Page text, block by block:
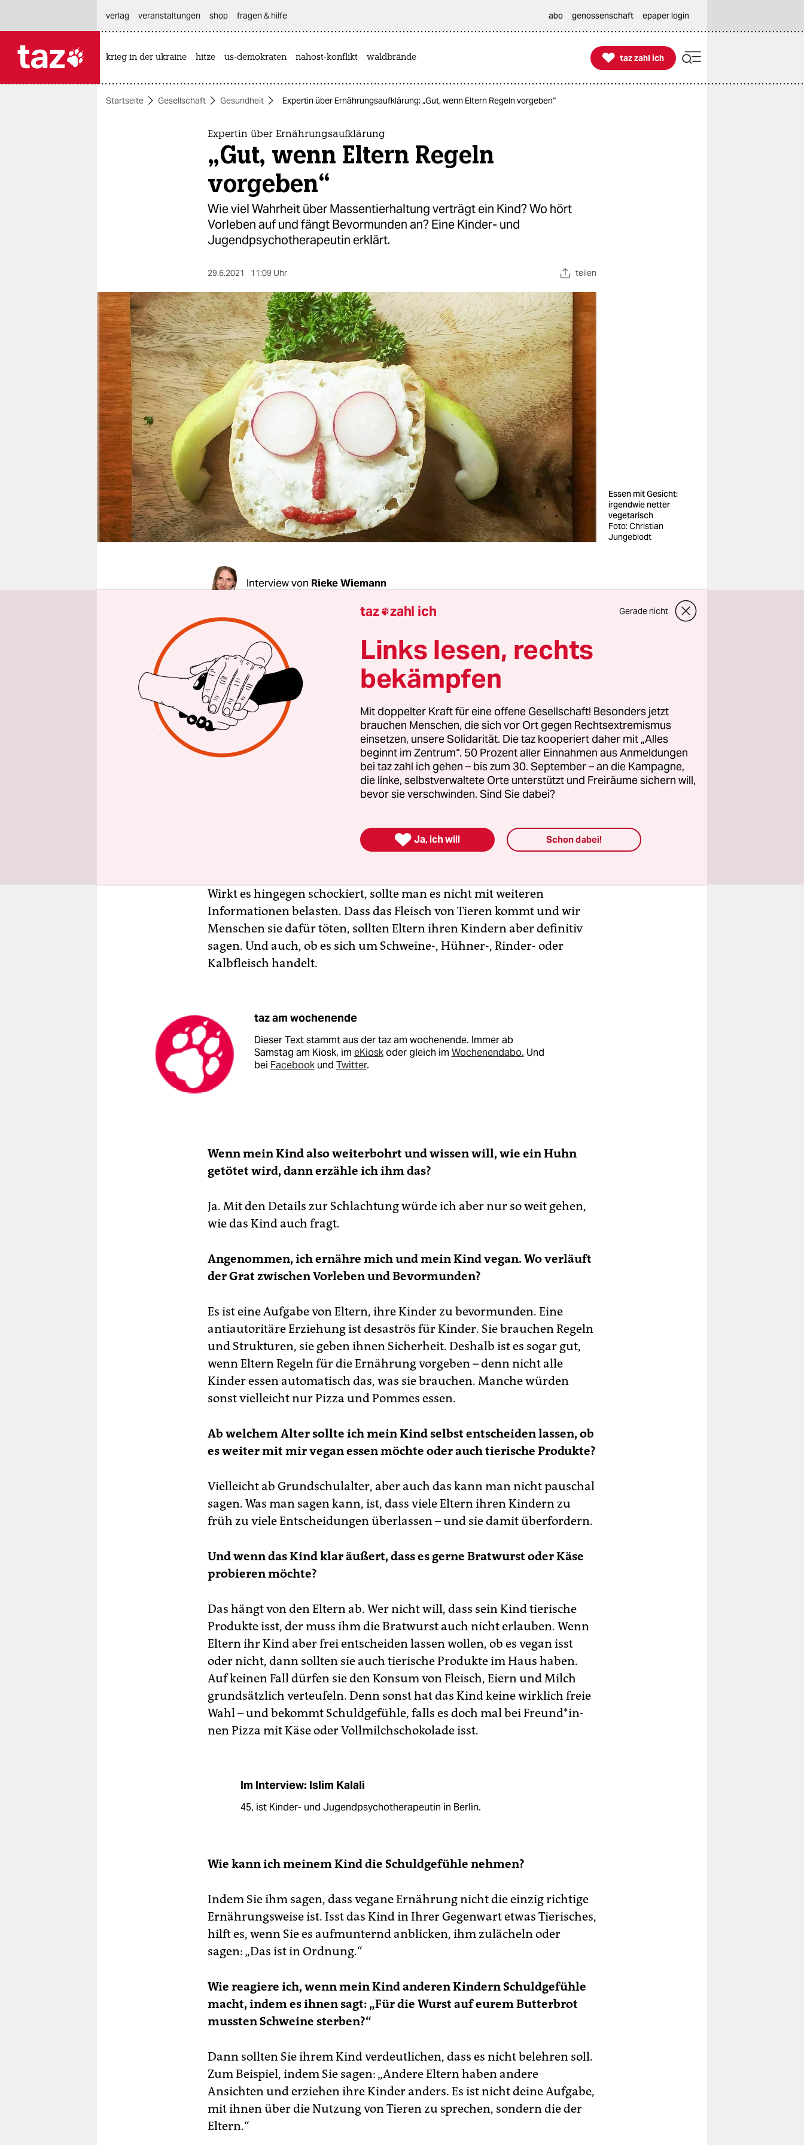
themen
nord
wahrheit
verlag
verlag
veranstaltungen
shop
fragen & hilfe
unterstützen
abo
genossenschaft
epaper login
verlag
veranstaltungen shop fragen & hilfe abo genossenschaft epaper login
krieg in der ukraine hitze us-demokraten nahost-konflikt waldbrände 
taz zahl ich
taz zahl ich
Startseite Gesellschaft Gesundheit Expertin über Ernährungsaufklärung: „Gut, wenn Eltern Regeln vorgeben“
Expertin über Ernährungsaufklärung
„Gut, wenn Eltern Regeln
vorgeben“
Wie viel Wahrheit über Massentierhaltung verträgt ein Kind? Wo hört
Vorleben auf und fängt Bevormunden an? Eine Kinder- und
Jugendpsychotherapeutin erklärt.
29.6.2021 11:09 Uhr teilen
Essen mit Gesicht:
irgendwie netter
vegetarisch
Foto: Christian
Jungeblodt
Interview von Rieke Wiemann
taz am wochenende: Frau Kalali, was sage ich, wenn mich mein
dreijähriges Kind fragt, woher Fleisch kommt?
Islim Kalali: Die Wahrheit.
Kann ich meinem Kind erzählen, dass sich oft neun Masthühner
einen Quadratmeter teilen müssen und nicht einmal das
Sonnenlicht sehen, bevor sie getötet und zu Nuggets verarbeitet
Wahrheit ein Kind verträgt, hängt von seiner Reife ab, das kann man
pauschal nicht beantworten. Wenn Eltern mit ihrem Kind über dieses
Wirkt es hingegen schockiert, sollte man es nicht mit weiteren
Informationen belasten. Dass das Fleisch von Tieren kommt und wir
Menschen sie dafür töten, sollten Eltern ihren Kindern aber definitiv
sagen. Und auch, ob es sich um Schweine-, Hühner-, Rinder- oder
Kalbfleisch handelt.
taz am wochenende
Dieser Text stammt aus der taz am wochenende. Immer ab
Samstag am Kiosk, im eKioskoder gleich im Wochenendabo. Und
bei Facebookund Twitter.
Wenn mein Kind also weiterbohrt und wissen will, wie ein Huhn
getötet wird, dann erzähle ich ihm das?
Ja. Mit den Details zur Schlachtung würde ich aber nur so weit gehen,
wie das Kind auch fragt.
Angenommen, ich ernähre mich und mein Kind vegan. Wo verläuft
der Grat zwischen Vorleben und Bevormunden?
Es ist eine Aufgabe von Eltern, ihre Kinder zu bevormunden. Eine
antiautoritäre Erziehung ist desaströs für Kinder. Sie brauchen Regeln
und Strukturen, sie geben ihnen Sicherheit. Deshalb ist es sogar gut,
wenn Eltern Regeln für die Ernährung vorgeben – denn nicht alle
Kinder essen automatisch das, was sie brauchen. Manche würden
sonst vielleicht nur Pizza und Pommes essen.
Ab welchem Alter sollte ich mein Kind selbst entscheiden lassen, ob
es weiter mit mir vegan essen möchte oder auch tierische Produkte?
Vielleicht ab Grundschulalter, aber auch das kann man nicht pauschal
sagen. Was man sagen kann, ist, dass viele Eltern ihren Kindern zu
früh zu viele Entscheidungen überlassen – und sie damit überfordern.
Und wenn das Kind klar äußert, dass es gerne Bratwurst oder Käse
probieren möchte?
Das hängt von den Eltern ab. Wer nicht will, dass sein Kind tierische
Produkte isst, der muss ihm die Bratwurst auch nicht erlauben. Wenn
Eltern ihr Kind aber frei entscheiden lassen wollen, ob es vegan isst
oder nicht, dann sollten sie auch tierische Produkte im Haus haben.
Auf keinen Fall dürfen sie den Konsum von Fleisch, Eiern und Milch
grundsätzlich verteufeln. Denn sonst hat das Kind keine wirklich freie
Wahl – und bekommt Schuldgefühle, falls es doch mal bei Freun­d*in­
nen Pizza mit Käse oder Vollmilchschokolade isst.
Im Interview: Islim Kalali
45, ist Kinder- und Jugendpsychotherapeutin in Berlin.
Wie kann ich meinem Kind die Schuldgefühle nehmen?
Indem Sie ihm sagen, dass vegane Ernährung nicht die einzig richtige
Ernährungsweise ist. Isst das Kind in Ihrer Gegenwart etwas Tierisches,
hilft es, wenn Sie es aufmunternd anblicken, ihm zulächeln oder
sagen: „Das ist in Ordnung.“
Wie reagiere ich, wenn mein Kind anderen Kindern Schuldgefühle
macht, indem es ihnen sagt: „Für die Wurst auf eurem Butterbrot
mussten Schweine sterben?“
Dann sollten Sie ihrem Kind verdeutlichen, dass es nicht belehren soll.
Zum Beispiel, indem Sie sagen: „Andere Eltern haben andere
Ansichten und erziehen ihre Kinder anders. Es ist nicht deine Aufgabe,
mit ihnen über die Nutzung von Tieren zu sprechen, sondern die der
Eltern.“
taz zahl ich Gerade nicht
Links lesen, rechts
bekämpfen
Mit doppelter Kraft für eine offene Gesellschaft! Besonders jetzt
brauchen Menschen, die sich vor Ort gegen Rechtsextremismus
einsetzen, unsere Solidarität. Die taz kooperiert daher mit „Alles
beginnt im Zentrum“. 50 Prozent aller Einnahmen aus Anmeldungen
bei taz zahl ich gehen – bis zum 30. September – an die Kampagne,
die linke, selbstverwaltete Orte unterstützt und Freiräume sichern will,
bevor sie verschwinden. Sind Sie dabei?
 Ja, ich will Schon dabei!